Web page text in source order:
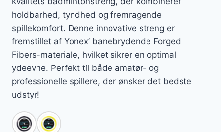
holdbarhed, tyndhed og fremragende
spillekomfort. Denne innovative streng er
fremstillet af Yonex’ banebrydende Forged
Fibers-materiale, hvilket sikrer en optimal
ydeevne. Perfekt til både amatør- og
professionelle spillere, der ønsker det bedste
udstyr!